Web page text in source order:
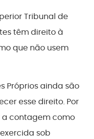
Tribunal de
têm direito à
que não usem
Próprios ainda são
esse direito. Por
a contagem como
sob